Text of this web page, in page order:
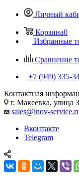
Личный
Корзина0
Избранные
Сравнение
+7 (949) 335-
Контактная
г. Макеевка, улица
sales@inov-
Вконтакте
Telegram